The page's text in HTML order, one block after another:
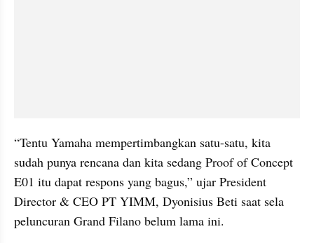
“Tentu Yamaha mempertimbangkan satu-satu, kita
sudah punya rencana dan kita sedang Proof of Concept
E01 itu dapat respons yang bagus,” ujar President
Director & CEO PT YIMM, Dyonisius Beti saat sela
peluncuran Grand Filano belum lama ini.